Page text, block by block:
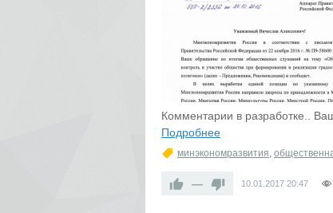
Комментарии в разработке..
Подробнее
минэкономразвития,
— 10.01.2017 20:47